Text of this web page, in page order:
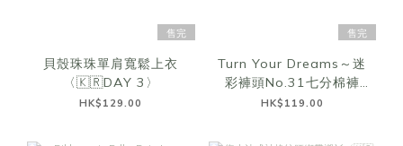
售完
貝殼珠珠單肩寬鬆上衣
〈🇰🇷DAY 3〉
HK$129.00
售完
Turn Your Dreams～迷
彩褲頭No.31七分棉褲
〈🇰🇷DAY 3〉
HK$119.00